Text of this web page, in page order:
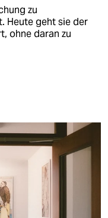
zu
Heute geht sie der
ohne daran zu